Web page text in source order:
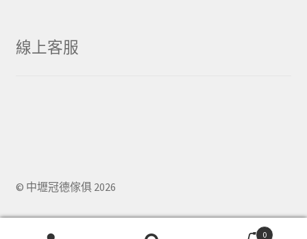
線上客服
© 中壢冠德傢俱 2026
0